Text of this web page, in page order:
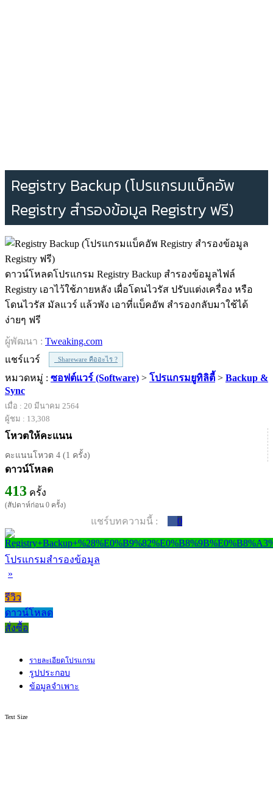
Registry Backup (โปรแกรมแบ็คอัพ
Registry สำรองข้อมูล Registry ฟรี)
ดาวน์โหลดโปรแกรม Registry Backup สำรองข้อมูลไฟล์
Registry เอาไว้ใช้ภายหลัง เผื่อโดนไวรัส ปรับแต่งเครื่อง หรือ
โดนไวรัส มัลแวร์ แล้วพัง เอาที่แบ็คอัพ สำรองกลับมาใช้ได้
ง่ายๆ ฟรี
ผู้พัฒนา : Tweaking.com
แชร์แวร์
Shareware คืออะไร ?
หมวดหมู่ : ซอฟต์แวร์ (Software) > โปรแกรมยูทิลิตี้ > Backup &
Sync
เมื่อ : 20 มีนาคม 2564
ผู้ชม : 13,308
โหวตให้คะแนน
คะแนนโหวต 4 (1 ครั้ง)
ดาวน์โหลด
413 ครั้ง
(สัปดาห์ก่อน 0 ครั้ง)
แชร์บทความนี้ : 0
โปรแกรมสำรองข้อมูล
»
รีวิว
ดาวน์โหลด
สั่งซื้อ
รายละเอียดโปรแกรม
รูปประกอบ
ข้อมูลจำเพาะ
Text Size